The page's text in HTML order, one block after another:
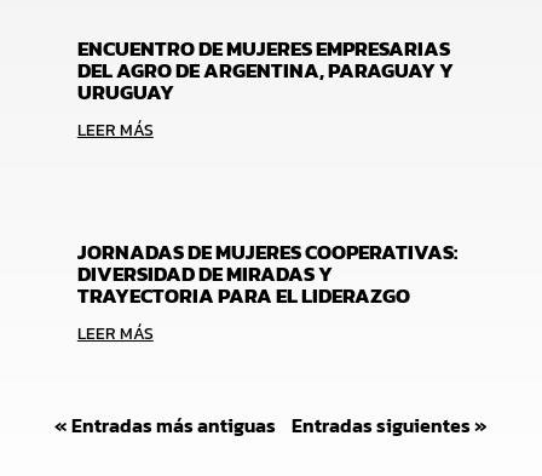
ENCUENTRO DE MUJERES EMPRESARIAS
DEL AGRO DE ARGENTINA, PARAGUAY Y
URUGUAY
LEER MÁS
JORNADAS DE MUJERES COOPERATIVAS:
DIVERSIDAD DE MIRADAS Y
TRAYECTORIA PARA EL LIDERAZGO
LEER MÁS
« Entradas más antiguas Entradas siguientes »